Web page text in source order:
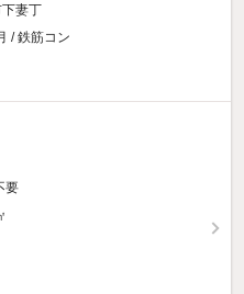
妻丁
/ 鉄筋コン
要